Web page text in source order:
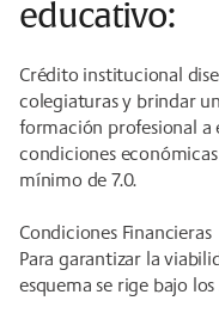
educativo:
Crédito institucional
colegiaturas y brindar
formación profesional a
condiciones
mínimo de 7.0.
Condiciones Financieras
Para garantizar la
esquema se rige bajo